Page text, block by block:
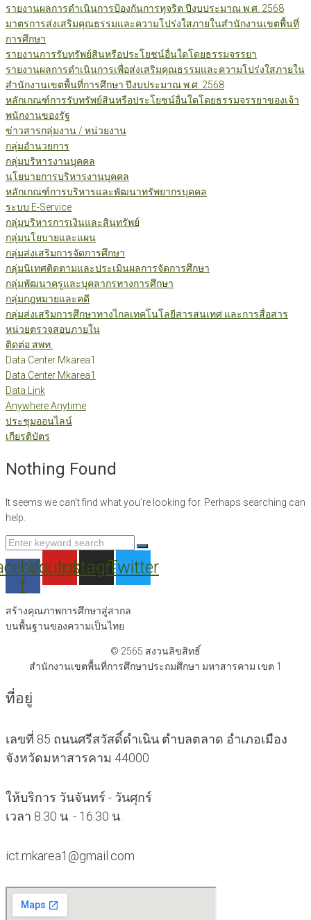
รายงานผลการดำเนินการป้องกันการทุจริต ปีงบประมาณ พ.ศ. 2568
มาตรการส่งเสริมคุณธรรมและความโปร่งใสภายในสำนักงานเขตพื้นที่
การศึกษา
รายงานการรับทรัพย์สินหรือประโยชน์อื่นใดโดยธรรมจรรยา
รายงานผลการดำเนินการเพื่อส่งเสริมคุณธรรมและความโปร่งใสภายใน
สำนักงานเขตพื้นที่การศึกษา ปีงบประมาณ พ.ศ. 2568
หลักเกณฑ์การรับทรัพย์สินหรือประโยชน์อื่นใดโดยธรรมจรรยาของเจ้า
พนักงานของรัฐ
ข่าวสารกลุ่มงาน / หน่วยงาน
กลุ่มอำนวยการ
กลุ่มบริหารงานบุคคล
นโยบายการบริหารงานบุคคล
หลักเกณฑ์การบริหารและพัฒนาทรัพยากรบุคคล
ระบบ E-Service
กลุ่มบริหารการเงินและสินทรัพย์
กลุ่มนโยบายและแผน
กลุ่มส่งเสริมการจัดการศึกษา
กลุ่มนิเทศติดตามและประเมินผลการจัดการศึกษา
กลุ่มพัฒนาครูและบุคลากรทางการศึกษา
กลุ่มกฎหมายและคดี
กลุ่มส่งเสริมการศึกษาทางไกลเทคโนโลยีสารสนเทศ และการสื่อสาร
หน่วยตรวจสอบภายใน
ติดต่อ สพท.
Data Center Mkarea1
Data Center Mkarea1
Data Link
Anywhere Anytime
ประชุมออนไลน์
เกียรติบัตร
Nothing Found
It seems we can’t find what you’re looking for. Perhaps searching can
help.
Search
for:
f
Youtube
Instagram
Twitter
สร้างคุณภาพการศึกษาสู่สากล
บนพื้นฐานของความเป็นไทย
© 2565 สงวนลิขสิทธิ์
สำนักงานเขตพื้นที่การศึกษาประถมศึกษา มหาสารคาม เขต 1
ที่อยู่
เลขที่ 85 ถนนศรีสวัสดิ์ดำเนิน ตำบลตลาด อำเภอเมือง
จังหวัดมหาสารคาม 44000
ให้บริการ วันจันทร์ - วันศุกร์
เวลา 8.30 น. - 16.30 น.
ict.mkarea1@gmail.com